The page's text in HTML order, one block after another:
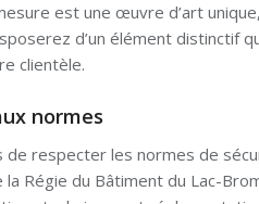
est une œuvre d’art
d’un élément distinctif
clientèle.
normes
de respecter les normes de
Régie du Bâtiment du Lac-